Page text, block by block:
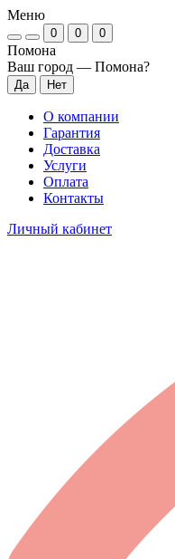
Меню
0 0 0
Помона
Ваш город — Помона?
О компании
Гарантия
Доставка
Услуги
Оплата
Контакты
Личный кабинет